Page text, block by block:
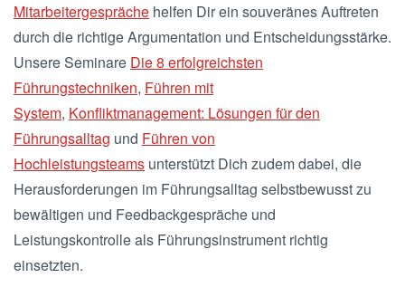
Mitarbeitergespräche helfen Dir ein souveränes Auftreten
durch die richtige Argumentation und Entscheidungsstärke.
Unsere Seminare Die 8 erfolgreichsten
Führungstechniken, Führen mit
System, Konfliktmanagement: Lösungen für den
Führungsalltag und Führen von
Hochleistungsteams unterstützt Dich zudem dabei, die
Herausforderungen im Führungsalltag selbstbewusst zu
bewältigen und Feedbackgespräche und
Leistungskontrolle als Führungsinstrument richtig
einsetzten.